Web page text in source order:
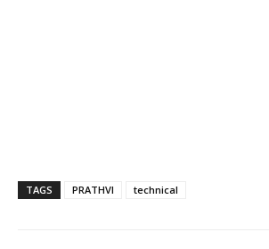
TAGS PRATHVI technical